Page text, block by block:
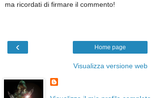
ma ricordati di firmare il commento!
‹ Home page
Visualizza versione web